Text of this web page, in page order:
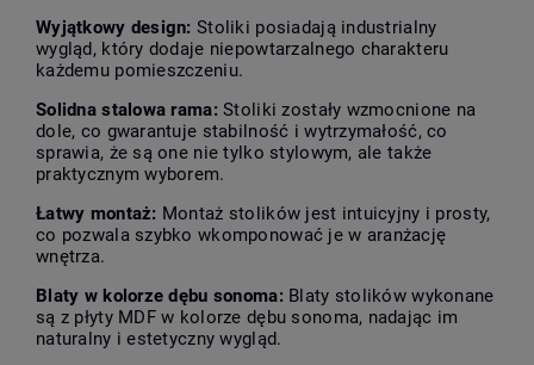
Wyjątkowy design: Stoliki posiadają industrialny
wygląd, który dodaje niepowtarzalnego charakteru
każdemu pomieszczeniu.
Solidna stalowa rama:Stoliki zostały wzmocnione na
dole, co gwarantuje stabilność i wytrzymałość, co
sprawia, że są one nie tylko stylowym, ale także
praktycznym wyborem.
Łatwy montaż: Montaż stolików jest intuicyjny i prosty,
co pozwala szybko wkomponować je w aranżację
wnętrza.
Blaty w kolorze dębu sonoma:Blaty stolików wykonane
są z płyty MDF w kolorze dębu sonoma, nadając im
naturalny i estetyczny wygląd.